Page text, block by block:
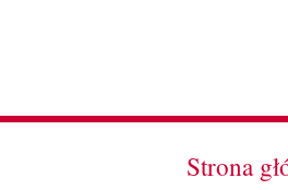
Strona